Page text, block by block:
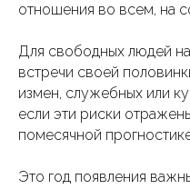
отношения во всем, на
Для свободных людей
встречи своей
измен, служебных или
если эти риски
помесячной
Это год появления